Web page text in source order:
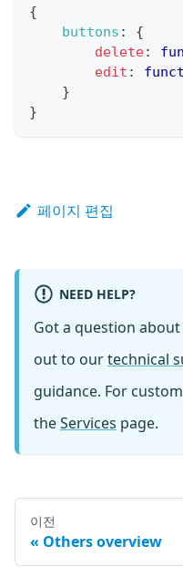
{
buttons :
{
delete:
edit :
}
}
페이지 편집
NEED HELP?
Got a question
out to ourtechnical
guidance. For
theServices page.
이전
Others overview